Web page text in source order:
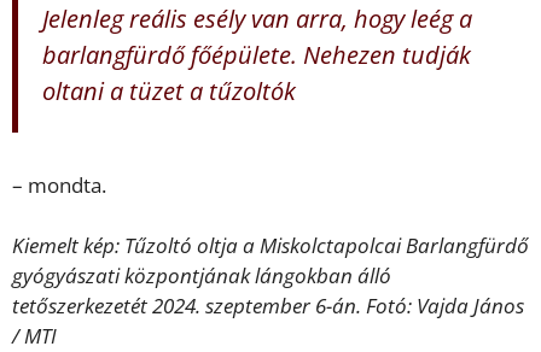
Jelenleg reális esély van arra, hogy leég a
barlangfürdő főépülete. Nehezen tudják
oltani a tüzet a tűzoltók
– mondta.
Kiemelt kép: Tűzoltó oltja a Miskolctapolcai Barlangfürdő
gyógyászati központjának lángokban álló
tetőszerkezetét 2024. szeptember 6-án. Fotó: Vajda János
/ MTI